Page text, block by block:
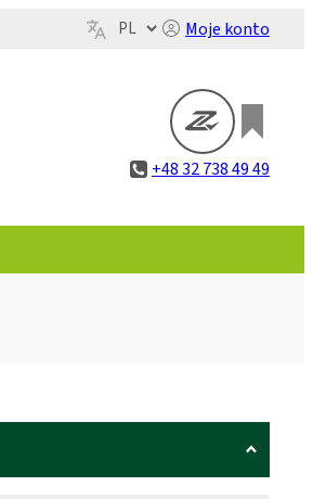
Moje konto
+48 32 738 49 49